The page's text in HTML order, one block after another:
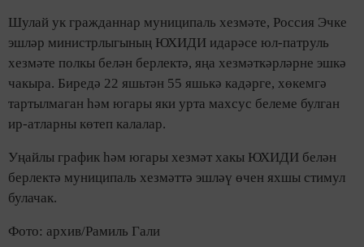
Шулай ук гражданнар муниципаль хезмәте, Россия Эчке
эшләр министрлыгының ЮХИДИ идарәсе юл-патруль
хезмәте полкы белән берлектә, яңа хезмәткәрләрне эшкә
чакыра. Биредә 22 яшьтән 55 яшькә кадәрге, хөкемгә
тартылмаган һәм югары яки урта махсус белеме булган
ир-атларны көтеп калалар.
Уңайлы график һәм югары хезмәт хакы ЮХИДИ белән
берлектә муниципаль хезмәттә эшләү өчен яхшы стимул
булачак.
Фото: архив/Рамиль Гали